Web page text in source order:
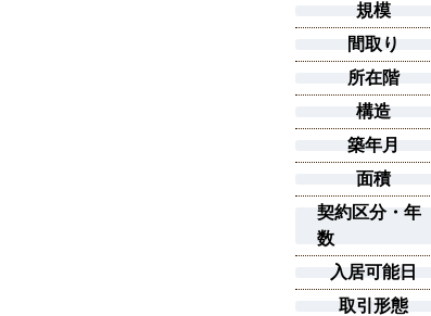
規模
間取り
所在階
構造
築年月
面積
契約区分・年
数
入居可能日
取引形態